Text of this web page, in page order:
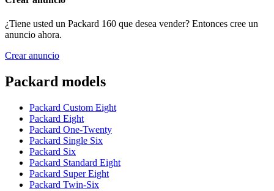
¿Tiene usted un Packard 160 que desea vender? Entonces cree un
anuncio ahora.
Crear anuncio
Packard models
Packard Custom Eight
Packard Eight
Packard One-Twenty
Packard Single Six
Packard Six
Packard Standard Eight
Packard Super Eight
Packard Twin-Six